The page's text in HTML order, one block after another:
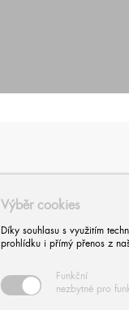
Výběr cookies
Díky souhlasu s využitím
prohlídku i přímý přenos z
Funkční
nezbytné pro